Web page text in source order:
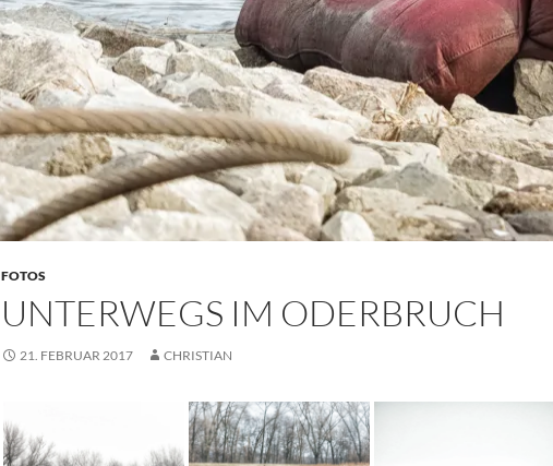
FOTOS
UNTERWEGS IM ODERBRUCH
21. FEBRUAR 2017 CHRISTIAN